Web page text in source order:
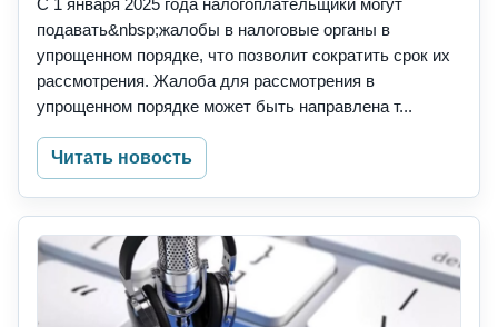
С 1 января 2025 года налогоплательщики могут
подавать&nbsp;жалобы в налоговые органы в
упрощенном порядке, что позволит сократить срок их
рассмотрения. Жалоба для рассмотрения в
упрощенном порядке может быть направлена т...
Читать новость